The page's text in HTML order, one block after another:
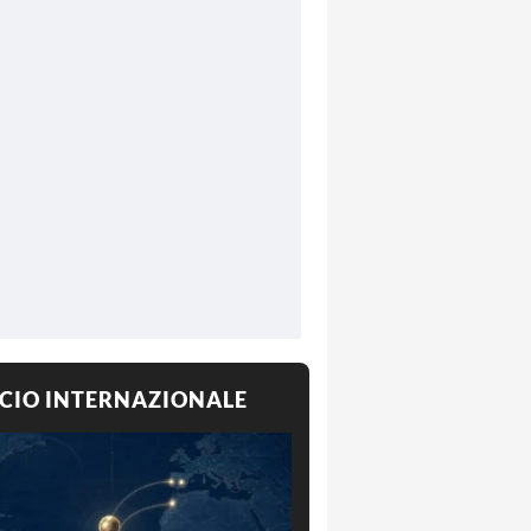
INTERNAZIONALE